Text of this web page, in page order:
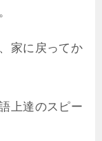
家に戻ってか
上達のスピー